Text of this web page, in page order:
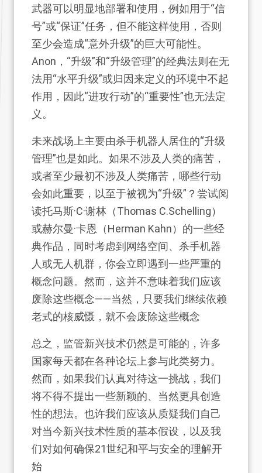
武器可以明显地部署和使用，例如用于“信
号”或“保证”任务，但不能这样使用，否则
至少会造成“意外升级”的巨大可能性。
Anon，“升级”和“升级管理”的经典法则在无
法用“水平升级”或归因来定义的环境中不起
作用，因此“进攻行动”的“重要性”也无法定
义。
未来战场上主要由杀手机器人居住的“升级
管理”也是如此。如果不涉及人类的痛苦，
或者至少最初不涉及人类痛苦，哪些行动
会如此重要，以至于被视为“升级”？尝试阅
读托马斯·C·谢林（Thomas C.Schelling）
或赫尔曼·卡恩（Herman Kahn）的一些经
典作品，同时考虑到网络空间、杀手机器
人或无人机群，你会立即遇到一些严重的
概念问题。然而，这并不意味着我们应该
废除这些概念——当然，只要我们继续依赖
老式的核威慑，就不会废除这些概念
总之，监管新兴技术仍然是可能的，许多
国家每天都在各种论坛上参与此类努力。
然而，如果我们认真对待这一挑战，我们
将不得不提出一些新颖的、当然更具创造
性的想法。也许我们应该从质疑我们自己
对当今新兴技术性质的基本假设，以及我
们对如何确保21世纪和平与安全的理解开
始